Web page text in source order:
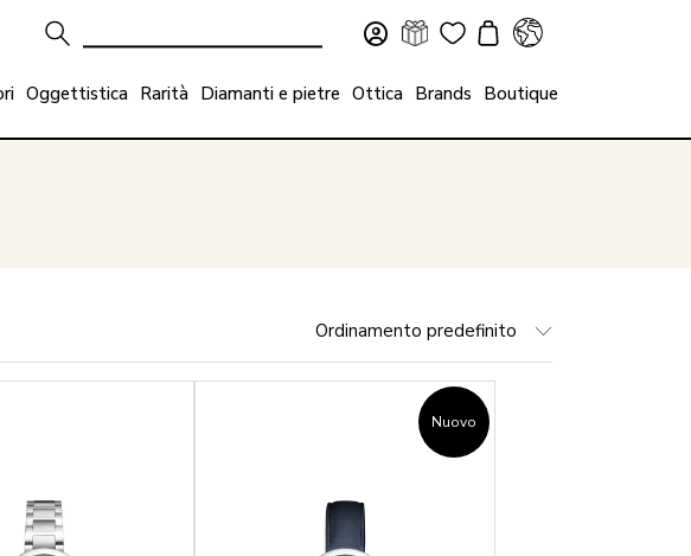
Oggettistica Rarità Diamanti e pietre Ottica Brands Boutique
Ordinamento predefinito
Nuovo